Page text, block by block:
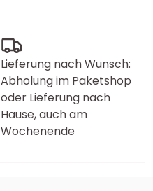
Lieferung nach Wunsch:
Abholung im Paketshop
oder Lieferung nach
Hause, auch am
Wochenende